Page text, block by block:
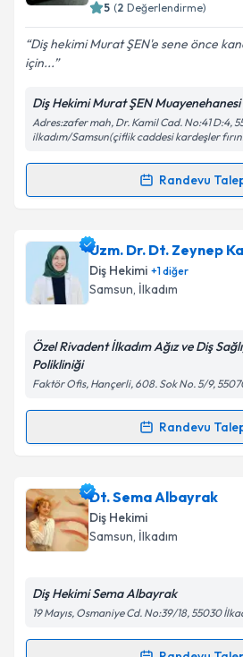
Kişisel verilerimin
Metni'ni okudum ve kişisel
kapsamda işlenmesini kabul
Takvim Talebini
5 (2 Değerlendirme)
Diş hekimi Murat ŞEN'e sene önce
için...
Diş Hekimi Murat ŞEN Muayenehanesi
Adres:zafer mah, Dr. Kamil Cad. No:41 D:4,
ilkadım/Samsun(çiflik caddesi kardeşler fırını
Randevu
Randevu Takvimi Talebi
Dt. Murat Şen için randevu
Size bu uzmandan randevu
hazırlandığında e-posta ile
Kişisel verilerimin
'ni okudum ve kişisel
kapsamda işlenmesini
Takvim Talebini
Uzm. Dr. Dt. Zeynep
Diş Hekimi +1diğer
Samsun, İlkadım
Özel Rivadent İlkadım Ağız ve Diş
Polikliniği
Faktör Ofis, Hançerli, 608. Sok No. 5/9,
Randevu
Randevu Takvimi Talebi
Uzm. Dr. Dt. Zeynep Kaya
oluşturun. Size bu uzmandan
takvim hazırlandığında e-posta
Dt. Sema Albayrak
Diş Hekimi
Samsun, İlkadım
Diş Hekimi Sema Albayrak
19 Mayıs, Osmaniye Cd. No:39/18, 55030